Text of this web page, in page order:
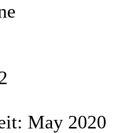
May 2020